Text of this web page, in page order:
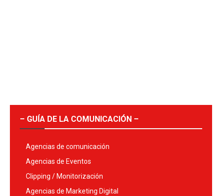
– GUÍA DE LA COMUNICACIÓN –
Agencias de comunicación
Agencias de Eventos
Clipping / Monitorización
Agencias de Marketing Digital